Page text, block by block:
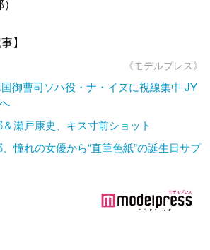
】
《モデルプレス》
国御曹司ソハ役・ナ・イヌに視線集中 JY
＆瀬戸康史、キス寸前ショット
、憧れの女優から“直筆色紙”の誕生日サプ